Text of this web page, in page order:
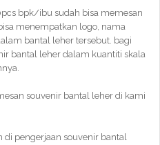
bpk/ibu sudah bisa memesan
menempatkan logo, nama
bantal leher tersebut. bagi
bantal leher dalam kuantiti skala
souvenir bantal leher di kami
pengerjaan souvenir bantal